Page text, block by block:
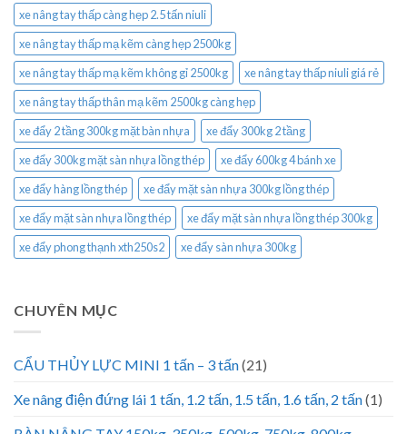
xe nâng tay thấp càng hẹp 2.5 tấn niuli
xe nâng tay thấp mạ kẽm càng hẹp 2500kg
xe nâng tay thấp mạ kẽm không gỉ 2500kg
xe nâng tay thấp niuli giá rẻ
xe nâng tay thấp thân mạ kẽm 2500kg càng hẹp
xe đẩy 2 tầng 300kg mặt bàn nhựa
xe đẩy 300kg 2 tầng
xe đẩy 300kg mặt sàn nhựa lồng thép
xe đẩy 600kg 4 bánh xe
xe đẩy hàng lồng thép
xe đẩy mặt sàn nhựa 300kg lồng thép
xe đẩy mặt sàn nhựa lồng thép
xe đẩy mặt sàn nhựa lồng thép 300kg
xe đẩy phong thạnh xth250s2
xe đẩy sàn nhựa 300kg
CHUYÊN MỤC
CẨU THỦY LỰC MINI 1 tấn – 3 tấn(21)
Xe nâng điện đứng lái 1 tấn, 1.2 tấn, 1.5 tấn, 1.6 tấn, 2 tấn(1)